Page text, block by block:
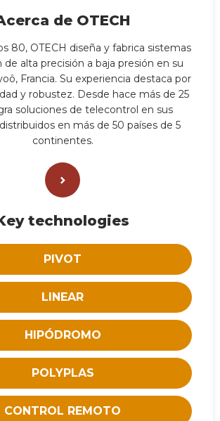
de OTECH
80, OTECH diseña y fabrica sistemas
de alta precisión a baja presión en su
Francia. Su experiencia destaca por
y robustez. Desde hace más de 25
soluciones de telecontrol en sus
en más de 50 países de 5
continentes.
technologies
PIVOT
LINEAR
HIPÓDROMO
POLYPLAS
CONTROL REMOTO